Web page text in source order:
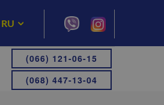
RU
(066) 121-06-15
(068) 447-13-04